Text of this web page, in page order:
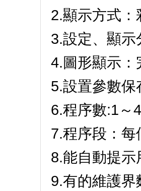
2.顯示方式
3.設定、顯
4.圖形顯示
5.設置參數保
6.程序數:1～
7.程序段：每
8.能自動提示
9.有的維護界